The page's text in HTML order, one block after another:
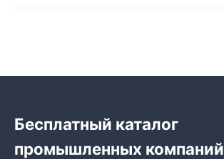
Бесплатный каталог
промышленных компаний